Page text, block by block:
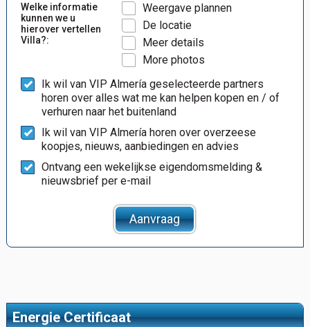
Welke informatie
kunnen we u
hierover vertellen
Villa?:
Weergave plannen
De locatie
Meer details
More photos
Ik wil van VIP Almería geselecteerde partners
horen over alles wat me kan helpen kopen en / of
verhuren naar het buitenland
Ik wil van VIP Almería horen over overzeese
koopjes, nieuws, aanbiedingen en advies
Ontvang een wekelijkse eigendomsmelding &
nieuwsbrief per e-mail
Aanvraag
Energie Certificaat